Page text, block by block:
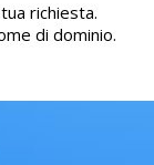
richiesta.
di dominio.